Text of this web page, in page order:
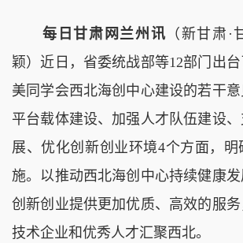
每日甘肃网兰州讯 （新甘肃
颖）近日，省委统战部等12部门出
美同学会西北海创中心建设的若干
平台载体建设、加强人才队伍建设
展、优化创新创业环境4个方面，明
施。以推动西北海创中心持续健康
创新创业提供更加优质、高效的服
技术企业和优秀人才汇聚西北。